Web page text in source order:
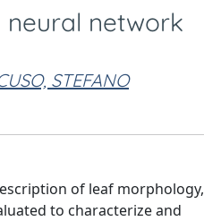
network
STEFANO
of leaf morphology,
to characterize and